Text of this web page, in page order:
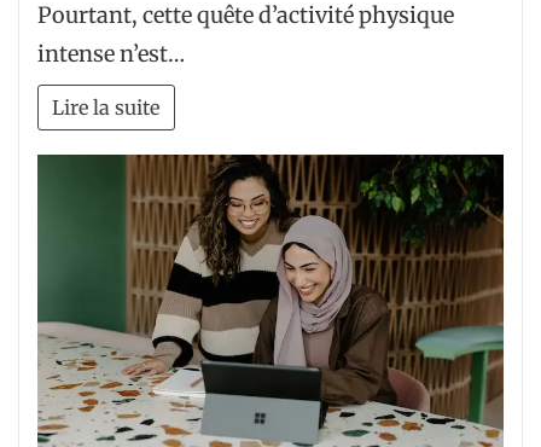
Pourtant, cette quête d’activité physique
intense n’est…
Lire la suite